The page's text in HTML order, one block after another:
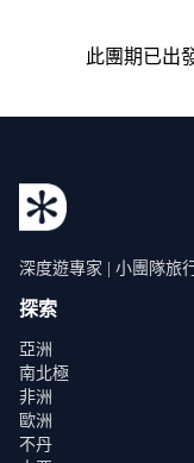
此團期已出
深度遊專家 | 小團隊旅
探索
亞洲
南北極
非洲
歐洲
不丹